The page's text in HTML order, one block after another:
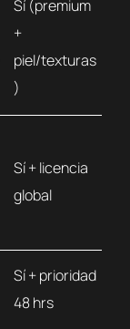
Sí (premium
+
piel/texturas
)
Sí + licencia
global
Sí + prioridad
48 hrs